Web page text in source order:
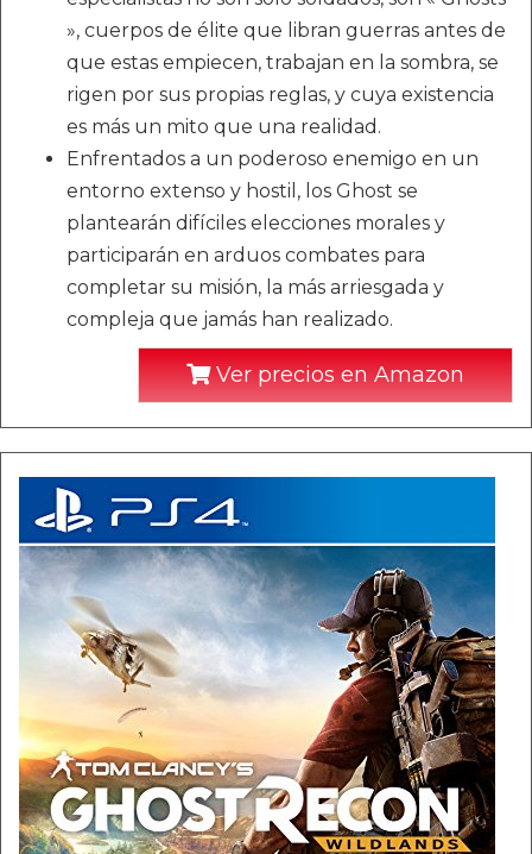
», cuerpos de élite que libran guerras antes de
que estas empiecen, trabajan en la sombra, se
rigen por sus propias reglas, y cuya existencia
es más un mito que una realidad.
Enfrentados a un poderoso enemigo en un
entorno extenso y hostil, los Ghost se
plantearán difíciles elecciones morales y
participarán en arduos combates para
completar su misión, la más arriesgada y
compleja que jamás han realizado.
Ver precios en Amazon